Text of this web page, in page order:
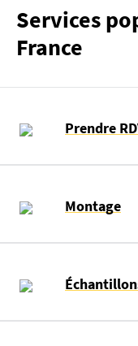
Services
France
Prendre
Montage